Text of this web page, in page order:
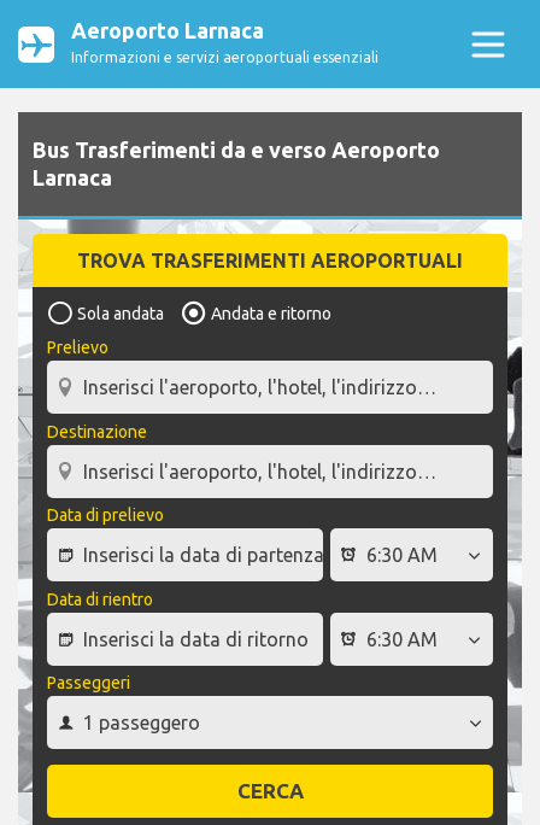
Aeroporto Larnaca
Informazioni e servizi aeroportuali essenziali
Bus Trasferimenti da e verso Aeroporto
Larnaca
TROVA TRASFERIMENTI AEROPORTUALI
Sola andata
Andata e ritorno
Prelievo
Destinazione
Data di prelievo
Data di rientro
Passeggeri
CERCA